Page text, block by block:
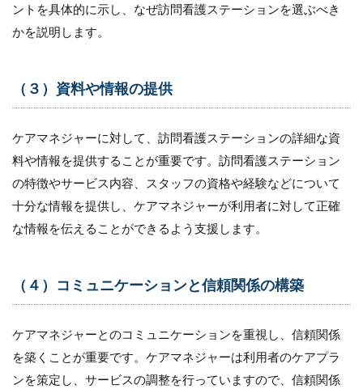
4.5
（５）
の醸成
4.6
模範と
なる行
動の示
唆
4.7
（７）
続的な
サポー
自
社
ントを具体的に示し、なぜ訪問看護ステーションを選ぶべき
かを説明します。
（３）資料や情報の提供
ケアマネジャーに対して、訪問看護ステーションの詳細な資
料や情報を提供することが重要です。訪問看護ステーション
の特徴やサービス内容、スタッフの資格や経験などについて
十分な情報を提供し、ケアマネジャーが利用者に対して正確
な情報を伝えることができるよう支援します。
（４）コミュニケーションと信頼関係の構築
ケアマネジャーとのコミュニケーションを重視し、信頼関係
を築くことが重要です。ケアマネジャーは利用者のケアプラ
ンを策定し、サービスの調整を行っていますので、信頼関係